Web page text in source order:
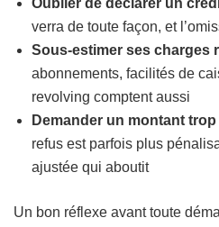
Oublier de déclarer un
verra de toute façon, et
Sous-estimer ses charges
abonnements, facilités de
revolving comptent aussi
Demander un montant trop
refus est parfois plus
ajustée qui aboutit
Un bon réflexe avant toute